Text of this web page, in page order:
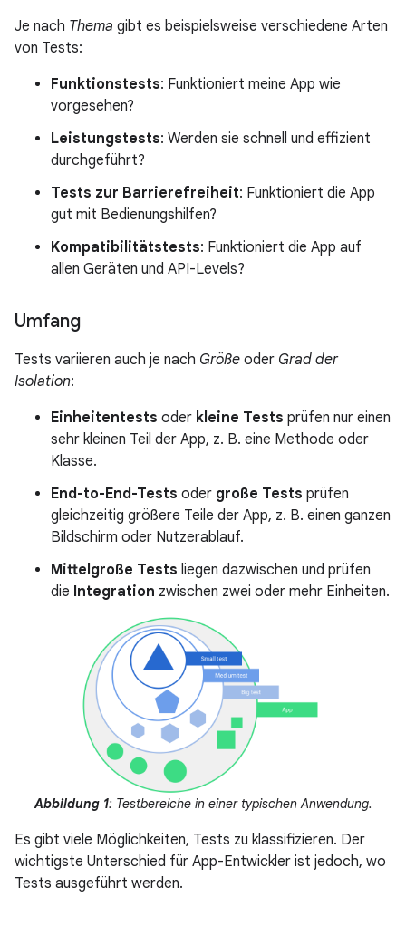
Je nach Thema gibt es beispielsweise verschiedene Arten
von Tests:
Funktionstests: Funktioniert meine App wie
vorgesehen?
Leistungstests: Werden sie schnell und effizient
durchgeführt?
Tests zur Barrierefreiheit: Funktioniert die App
gut mit Bedienungshilfen?
Kompatibilitätstests: Funktioniert die App auf
allen Geräten und API-Levels?
Umfang
Tests variieren auch je nach Größe oder Grad der
Isolation:
Einheitentests oder kleine Tests prüfen nur einen
sehr kleinen Teil der App, z. B. eine Methode oder
Klasse.
End-to-End-Tests oder große Tests prüfen
gleichzeitig größere Teile der App, z. B. einen ganzen
Bildschirm oder Nutzerablauf.
Mittelgroße Tests liegen dazwischen und prüfen
die Integration zwischen zwei oder mehr Einheiten.
Abbildung 1: Testbereiche in einer typischen Anwendung.
Es gibt viele Möglichkeiten, Tests zu klassifizieren. Der
wichtigste Unterschied für App-Entwickler ist jedoch, wo
Tests ausgeführt werden.